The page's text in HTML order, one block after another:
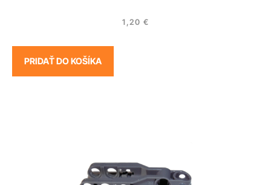
1,20 €
PRIDAŤ DO KOŠÍKA